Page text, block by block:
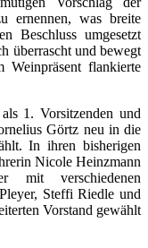
ernennen, was breite
Beschluss umgesetzt
überrascht und bewegt
flankierte
1. Vorsitzenden und
Görtz neu in die
In ihren bisherigen
Nicole Heinzmann
mit verschiedenen
Steffi Riedle und
Vorstand gewählt